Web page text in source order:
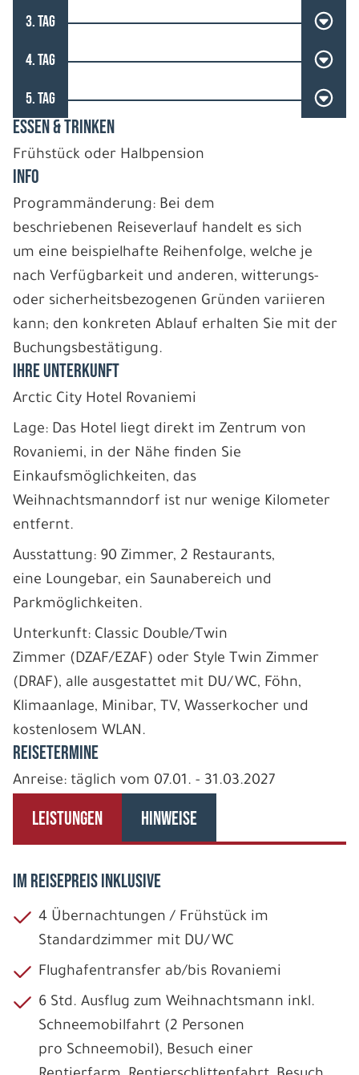
3. TAG
4. TAG
5. TAG
ESSEN & TRINKEN
Frühstück oder Halbpension
INFO
Programmänderung: Bei dem
beschriebenen Reiseverlauf handelt es sich
um eine beispielhafte Reihenfolge, welche je
nach Verfügbarkeit und anderen, witterungs-
oder sicherheitsbezogenen Gründen variieren
kann; den konkreten Ablauf erhalten Sie mit der
Buchungsbestätigung.
IHRE UNTERKUNFT
Arctic City Hotel Rovaniemi
Lage: Das Hotel liegt direkt im Zentrum von
Rovaniemi, in der Nähe finden Sie
Einkaufsmöglichkeiten, das
Weihnachtsmanndorf ist nur wenige Kilometer
entfernt.
Ausstattung: 90 Zimmer, 2 Restaurants,
eine Loungebar, ein Saunabereich und
Parkmöglichkeiten.
Unterkunft: Classic Double/Twin
Zimmer (DZAF/EZAF) oder Style Twin Zimmer
(DRAF), alle ausgestattet mit DU/WC, Föhn,
Klimaanlage, Minibar, TV, Wasserkocher und
kostenlosem WLAN.
REISETERMINE
Anreise: täglich vom 07.01. - 31.03.2027
LEISTUNGEN HINWEISE
IM REISEPREIS INKLUSIVE
4 Übernachtungen / Frühstück im
Standardzimmer mit DU/WC
Flughafentransfer ab/bis Rovaniemi
6 Std. Ausflug zum Weihnachtsmann inkl.
Schneemobilfahrt (2 Personen
pro Schneemobil), Besuch einer